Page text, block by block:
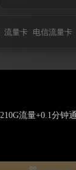
流量卡 电信流量卡